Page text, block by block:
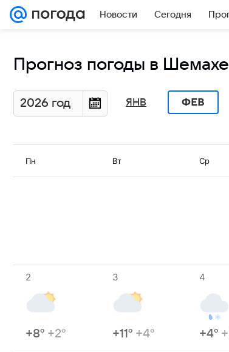
Новости Сегодня
Прогноз погоды в
2026 год ЯНВ ФЕВ
Пн Вт Ср
2
+8° +2°
3
+11° +4°
4
+4°